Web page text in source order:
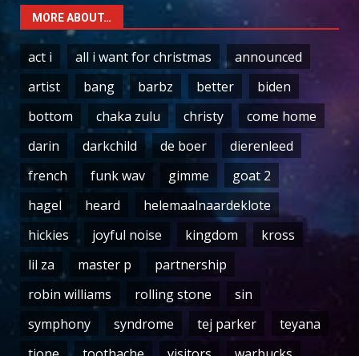
MORE ABOUT…
act i all i want for christmas
announced
artist
bang barbz better
biden
bottom
chaka zulu christy
come home
darin
darkchild de boer
dierenleed
french
funk wav gimme
goat 2
hagel
heard
helemaalnaardeklote
hickies
joyful noise kingdom
kross
lil za
master p
partnership
robin williams
rolling stone
sin
symphony
syndrome tej parker
teyana